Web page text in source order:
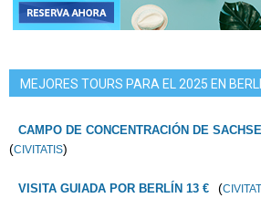
MEJORES TOURS PARA EL 2025 EN
CAMPO DE CONCENTRACIÓN DE
(CIVITATIS)
VISITA GUIADA POR BERLÍN 13 € (